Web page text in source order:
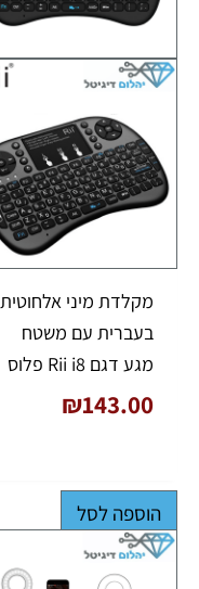
מקלדת מיני אלחוטית
בעברית עם משטח
מגע דגם Rii i8 פלוס
₪143.00
הוספה לסל